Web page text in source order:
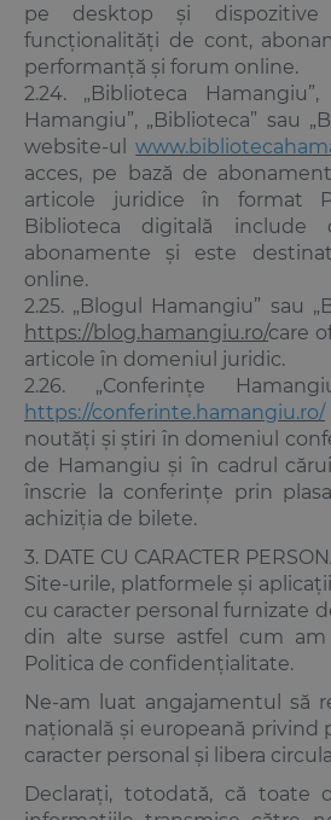
pe desktop și
funcționalități de cont,
performanță și forum online.
2.24. „Biblioteca
Hamangiu”, „Biblioteca” sau
website-ul
acces, pe bază de
articole juridice în format
Biblioteca digitală include
abonamente și este
online.
2.25. „Blogul Hamangiu” sau
https://blog.hamangiu.ro/care
articole în domeniul juridic.
2.26. „Conferințe
https://conferinte.hamangiu.ro/
noutăți și știri în domeniul
de Hamangiu și în cadrul
înscrie la conferințe prin
achiziția de bilete.
3. DATE CU CARACTER
Site-urile, platformele și
cu caracter personal furnizate
din alte surse astfel cum
Politica de confidențialitate.
Ne-am luat angajamentul să
națională și europeană privind
caracter personal și libera
Declarați, totodată, că toate